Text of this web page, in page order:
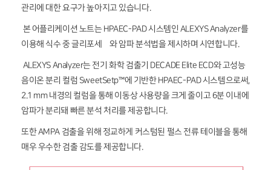
관리에 대한 요구가 높아지고 있습니다.
본 어플리케이션 노트는 HPAEC-PAD 시스템인 ALEXYS Analyzer를
이용해 식수 중 글리포세잍와 암파 분석법을 제시하며 시연합니다.
ALEXYS Analyzer는 전기 화학 검출기 DECADE Elite ECD와 고성능
음이온 분리 컬럼 SweetSetp™에 기반한 HPAEC-PAD 시스템으로써,
2.1 mm 내경의 컬럼을 통해 이동상 사용량을 크게 줄이고 6분 이내에
암파가 분리돼 빠른 분석 처리를 제공합니다.
또한 AMPA 검출을 위해 정교하게 커스텀된 펄스 전류 테이블을 통해
매우 우수한 검출 감도를 제공합니다.